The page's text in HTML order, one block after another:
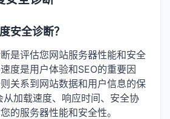
安全诊断？
是评估您网站服务器性能和安全
度是用户体验和SEO的重要因
关系到网站数据和用户信息的保
加载速度、响应时间、安全协
的服务器性能和安全性。